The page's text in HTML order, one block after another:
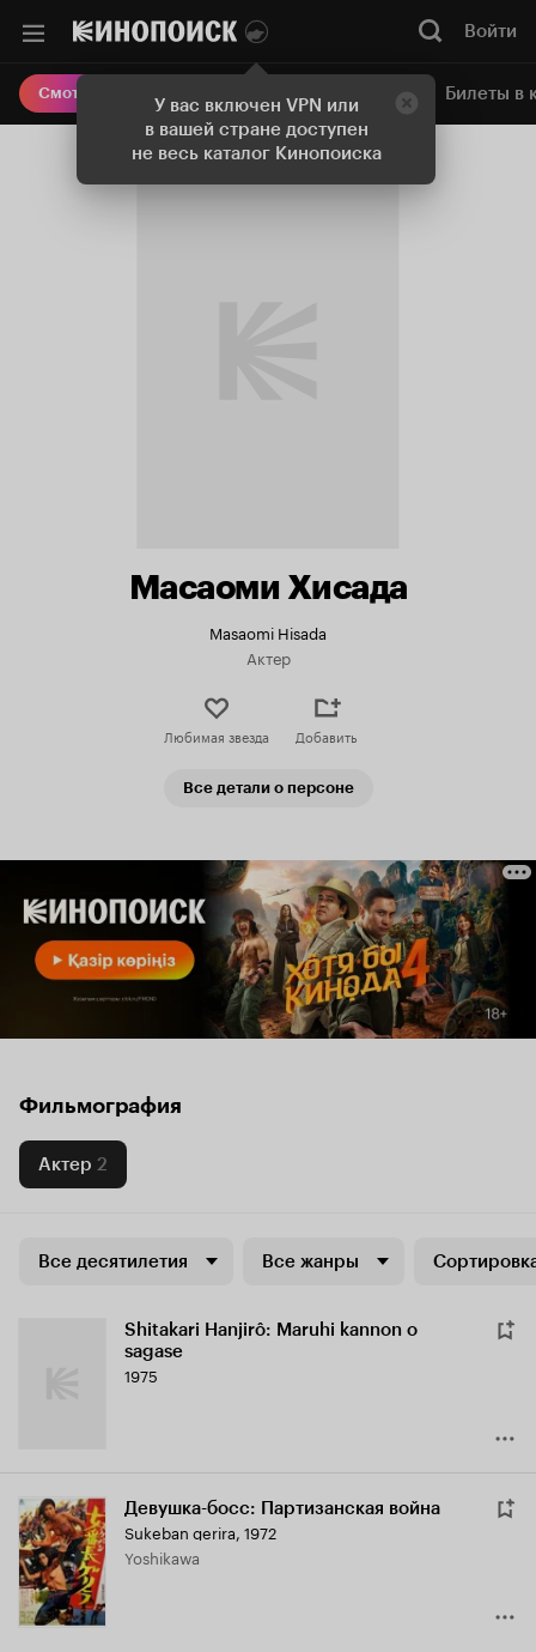
У вас включен VPN или
в вашей стране доступен
не весь каталог Кинопоиска
Войти
Смотреть кино Онлайн-кинотеатр Билеты в
Масаоми Хисада
Masaomi Hisada
Актер
Любимая звезда Добавить
Все детали о персоне
Фильмография
Актер 2
Все десятилетия Все жанры
Shitakari Hanjirô: Maruhi kannon o
sagase
1975
Девушка-босс: Партизанская война
Sukeban gerira, 1972
Yoshikawa